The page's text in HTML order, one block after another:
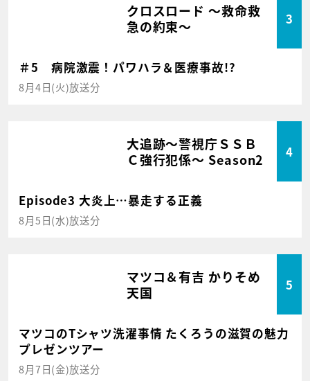
クロスロード ～救命救
急の約束～
3
＃5 病院激震！パワハラ＆医療事故!?
8月4日(火)放送分
大追跡～警視庁ＳＳＢ
Ｃ強行犯係～ Season2
4
Episode3 大炎上…暴走する正義
8月5日(水)放送分
マツコ＆有吉 かりそめ
天国
5
マツコのTシャツ洗濯事情 たくろうの滋賀の魅力
プレゼンツアー
8月7日(金)放送分